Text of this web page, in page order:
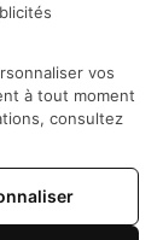
vos
à tout moment
consultez